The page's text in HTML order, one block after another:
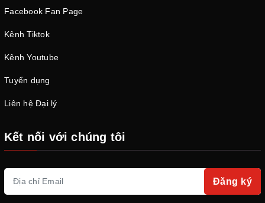
Facebook Fan Page
Kênh Tiktok
Kênh Youtube
Tuyển dụng
Liên hệ Đại lý
Kết nối với chúng tôi
Đăng ký